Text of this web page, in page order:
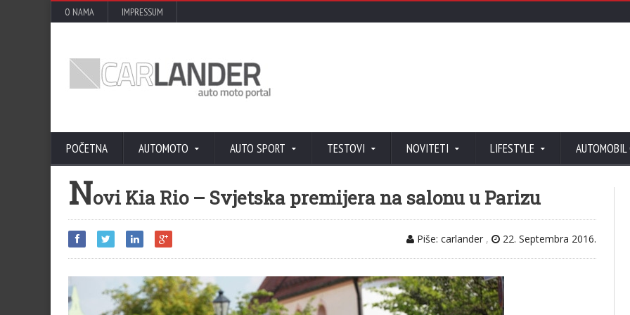
O NAMA IMPRESSUM
POČETNA AUTOMOTO AUTO SPORT TESTOVI NOVITETI LIFESTYLE AUTOMOBIL
Novi Kia Rio – Svjetska premijera na salonu u Parizu
Piše: carlander , 22. Septembra 2016.